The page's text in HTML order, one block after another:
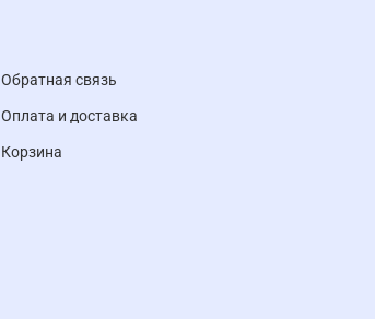
Обратная связь
Оплата и доставка
Корзина